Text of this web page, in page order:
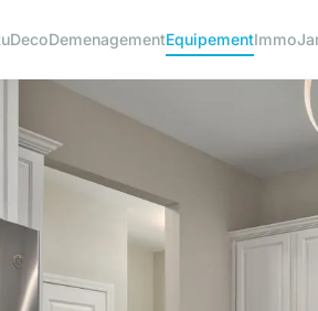
DecoDemenagementEquipementImmo